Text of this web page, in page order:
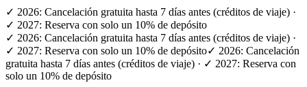
✓ 2026: Cancelación gratuita hasta 7 días antes (créditos de viaje) ·
✓ 2027: Reserva con solo un 10% de depósito
✓ 2026: Cancelación gratuita hasta 7 días antes (créditos de viaje) ·
✓ 2027: Reserva con solo un 10% de depósito✓ 2026: Cancelación
gratuita hasta 7 días antes (créditos de viaje) · ✓ 2027: Reserva con
solo un 10% de depósito